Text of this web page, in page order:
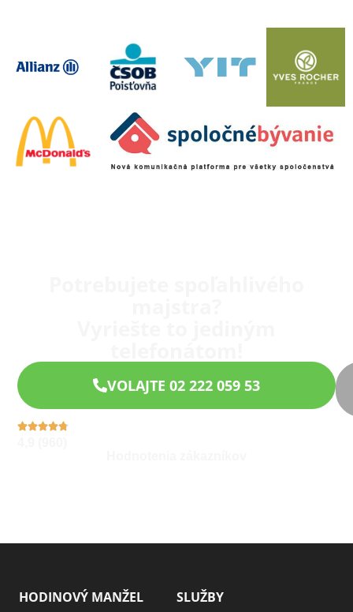
VOLAJTE 02 222 059 53
HODINOVÝ MANŽEL SLUŽBY